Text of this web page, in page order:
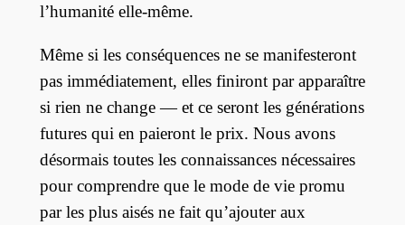
l’humanité elle-même.
Même si les conséquences ne se manifesteront
pas immédiatement, elles finiront par apparaître
si rien ne change — et ce seront les générations
futures qui en paieront le prix. Nous avons
désormais toutes les connaissances nécessaires
pour comprendre que le mode de vie promu
par les plus aisés ne fait qu’ajouter aux